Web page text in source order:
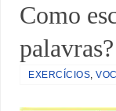
Como
palavras?
EXERCÍCIOS,